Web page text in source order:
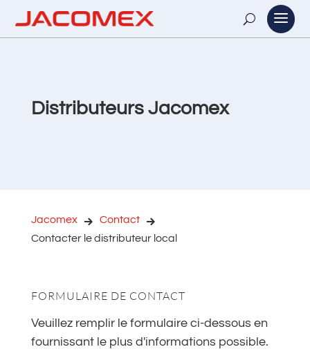
Distributeurs Jacomex
Jacomex
Contact
Contacter le distributeur local
FORMULAIRE DE CONTACT
Veuillez remplir le formulaire ci-dessous en
fournissant le plus d'informations possible.